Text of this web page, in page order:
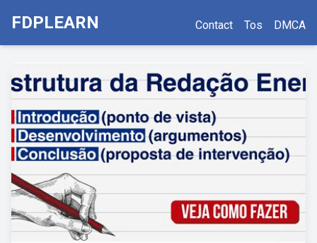
FDPLEARN Contact Tos DMCA